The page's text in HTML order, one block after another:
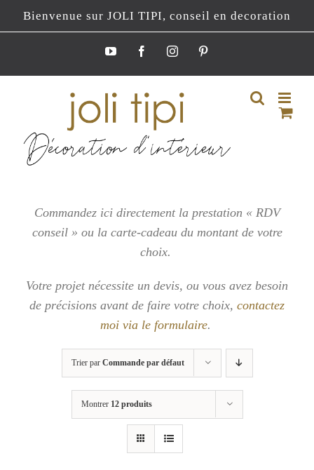
Passer
au
Bienvenue sur JOLI TIPI, conseil en decoration
YouTubeFacebookInstagramPinterest
Commandez ici directement la prestation « RDV
conseil » ou la carte-cadeau du montant de votre
choix.
Votre projet nécessite un devis, ou vous avez besoin
de précisions avant de faire votre choix, contactez
moi via le formulaire.
Trier par Commande par défaut
Montrer 12 produits